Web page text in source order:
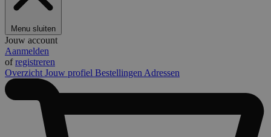
Menu sluiten
Jouw account
Aanmelden
ofregistreren
Overzicht Jouw profiel Bestellingen Adressen